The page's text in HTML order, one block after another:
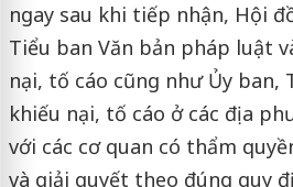
ngay sau khi tiếp nhận, Hội
Tiểu ban Văn bản pháp luật
nại, tố cáo cũng như Ủy ban,
khiếu nại, tố cáo ở các địa
với các cơ quan có thẩm
và giải quyết theo đúng quy